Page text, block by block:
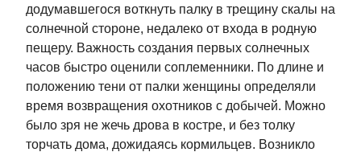
додумавшегося воткнуть палку в трещину скалы на
солнечной стороне, недалеко от входа в родную
пещеру. Важность создания первых солнечных
часов быстро оценили соплеменники. По длине и
положению тени от палки женщины определяли
время возвращения охотников с добычей. Можно
было зря не жечь дрова в костре, и без толку
торчать дома, дожидаясь кормильцев. Возникло